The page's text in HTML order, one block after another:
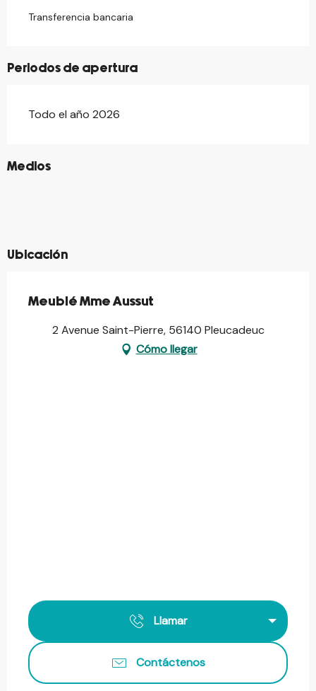
Transferencia bancaria
Periodos de apertura
Todo el año 2026
Medios
©
©
Ubicación
Meublé Mme Aussut
2 Avenue Saint-Pierre, 56140 Pleucadeuc
Cómo llegar
Llamar
Contáctenos